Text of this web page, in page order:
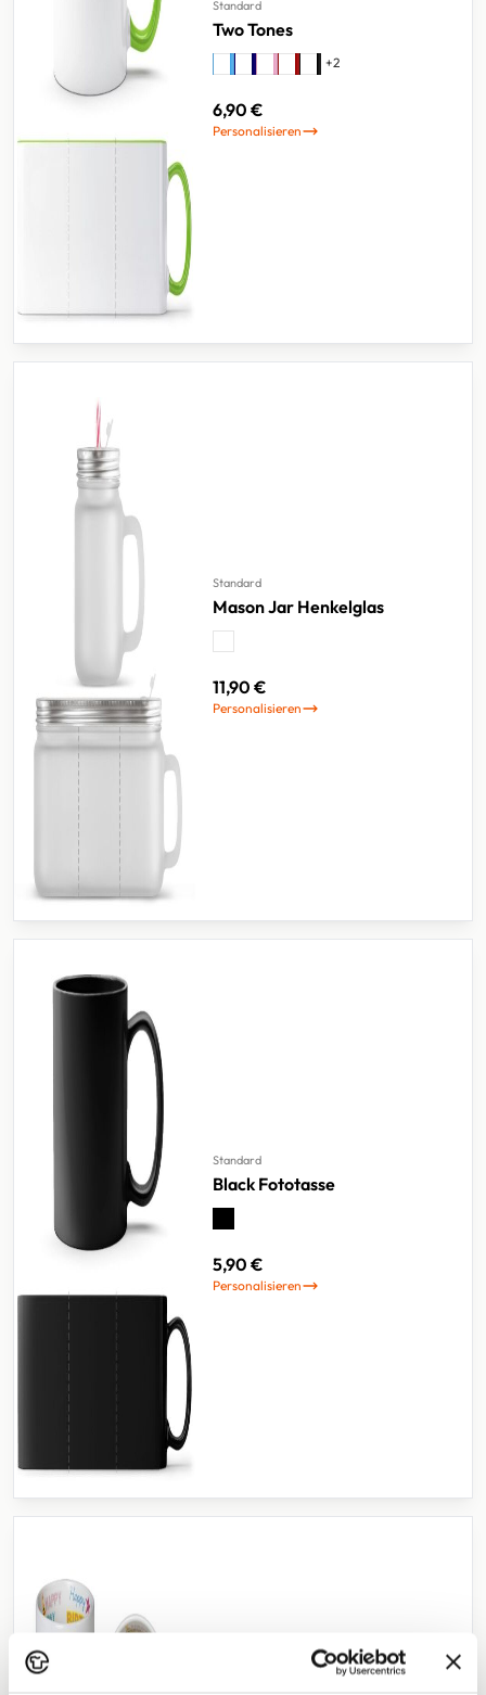
Standard
Two Tones
+2
6,90 €
Personalisieren
Standard
Mason Jar Henkelglas
11,90 €
Personalisieren
Standard
Black Fototasse
5,90 €
Personalisieren